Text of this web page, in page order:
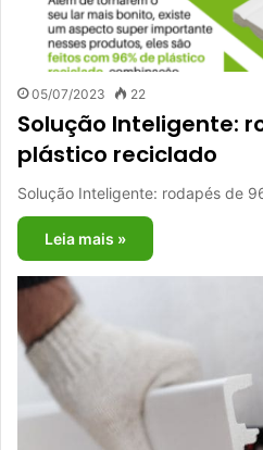
05/07/2023 22
Solução Inteligente:
plástico reciclado
Solução Inteligente: rodapés de
Leia mais »